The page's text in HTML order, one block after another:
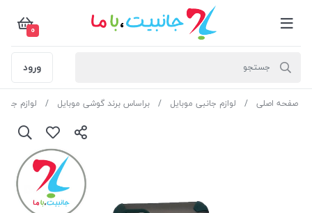
0
ورود
صفحه اصلی لوازم جانبی موبایل براساس برند گوشی موبایل لوازم